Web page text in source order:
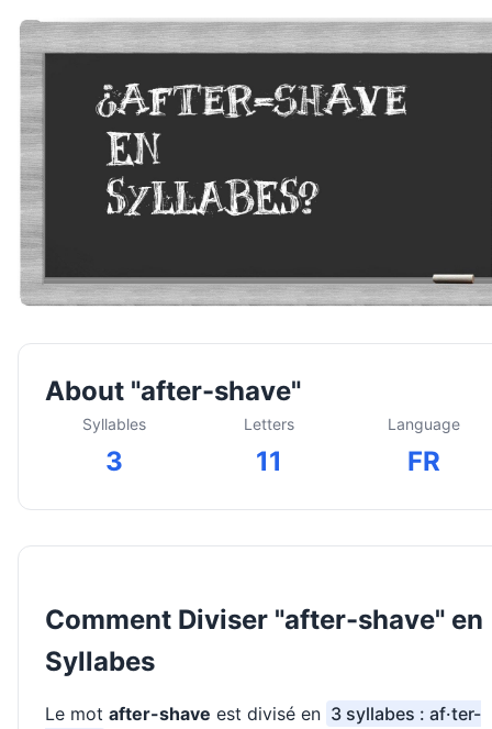
About "after-shave"
Syllables
3
Letters
11
Language
FR
Comment Diviser "after-shave" en
Syllabes
Le mot after-shave est divisé en 3 syllabes : af·ter-